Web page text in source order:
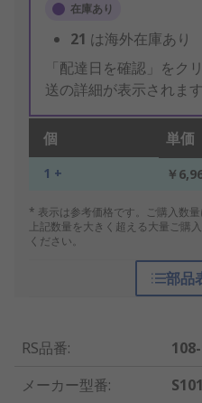
在庫あり
21 は海外在庫あり
「配達日を確認」をク
送の詳細が表示されます
個 単価
1 + ￥
* 表示は参考価格です。ご購入数
上記数量を大きく超える大量ご購
ください。
部品
RS品番:
メーカー型番: